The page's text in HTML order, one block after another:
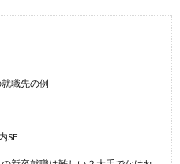
職先の例
SE